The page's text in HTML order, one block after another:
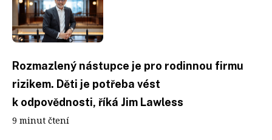
Rozmazlený nástupce je pro rodinnou firmu
rizikem. Děti je potřeba vést
k odpovědnosti, říká Jim Lawless
9 minut čtení